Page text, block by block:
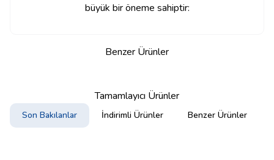
büyük bir öneme sahiptir:
Benzer Ürünler
Tamamlayıcı Ürünler
Son Bakılanlar İndirimli Ürünler Benzer Ürünler